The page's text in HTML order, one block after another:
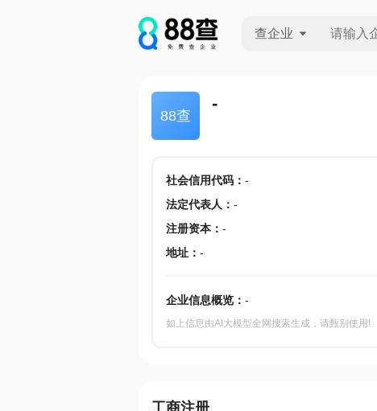
查企业
88查
-
社会信用代码： -
法定代表人 ： -
注册资本： -
地址： -
企业信息概览： -
如上信息由AI大模型全网搜索生成，请甄别使用!
工商注册